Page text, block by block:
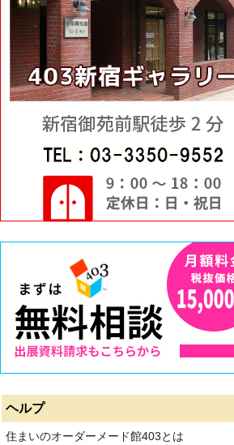
ヘルプ
住まいのオーダーメード館403とは